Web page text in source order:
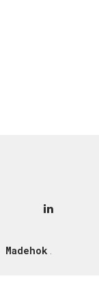
Madehok .